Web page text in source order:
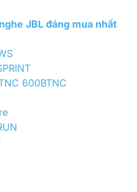
JBL đáng mua nhất
600BTNC